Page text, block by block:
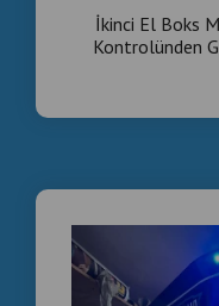
İkinci El Boks
Kontrolünden